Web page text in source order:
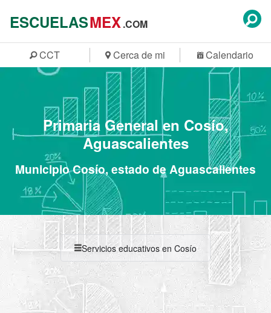
ESCUELASMEX.COM
CCT Cerca de mi Calendario
Primaria General en Cosío,
Aguascalientes
Municipio Cosío, estado de Aguascalientes
Servicios educativos en Cosío